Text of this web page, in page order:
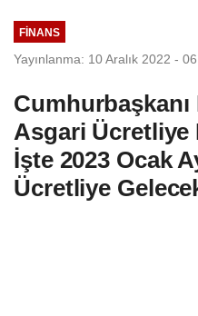
FINANS
Yayınlanma: 10 Aralık 2022 -
Asgari Ücretliye
İşte 2023 Ocak
Ücretliye